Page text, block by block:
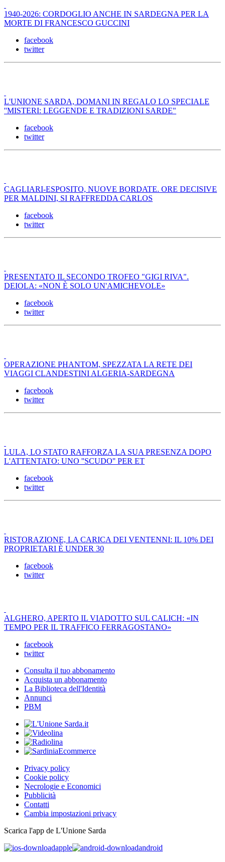
1940-2026: CORDOGLIO ANCHE IN SARDEGNA PER LA
MORTE DI FRANCESCO GUCCINI
facebook
twitter
L'UNIONE SARDA, DOMANI IN REGALO LO SPECIALE
''MISTERI: LEGGENDE E TRADIZIONI SARDE"
facebook
twitter
CAGLIARI-ESPOSITO, NUOVE BORDATE. ORE DECISIVE
PER MALDINI, SI RAFFREDDA CARLOS
facebook
twitter
PRESENTATO IL SECONDO TROFEO "GIGI RIVA".
DEIOLA: «NON È SOLO UN'AMICHEVOLE»
facebook
twitter
OPERAZIONE PHANTOM, SPEZZATA LA RETE DEI
VIAGGI CLANDESTINI ALGERIA-SARDEGNA
facebook
twitter
LULA, LO STATO RAFFORZA LA SUA PRESENZA DOPO
L'ATTENTATO: UNO ''SCUDO'' PER ET
facebook
twitter
RISTORAZIONE, LA CARICA DEI VENTENNI: IL 10% DEI
PROPRIETARI È UNDER 30
facebook
twitter
ALGHERO, APERTO IL VIADOTTO SUL CALICH: «IN
TEMPO PER IL TRAFFICO FERRAGOSTANO»
facebook
twitter
Consulta il tuo abbonamento
Acquista un abbonamento
La Biblioteca dell'Identità
Annunci
PBM
Privacy policy
Cookie policy
Necrologie e Economici
Pubblicità
Contatti
Cambia impostazioni privacy
Scarica l'app de L'Unione Sarda
apple
android